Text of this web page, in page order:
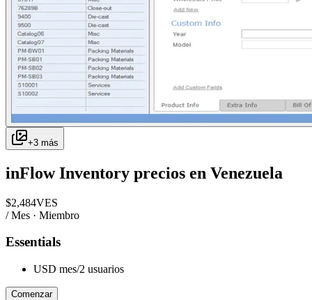
+3 más
inFlow Inventory precios en Venezuela
$2,484VES
/ Mes · Miembro
Essentials
USD mes/2 usuarios
Comenzar